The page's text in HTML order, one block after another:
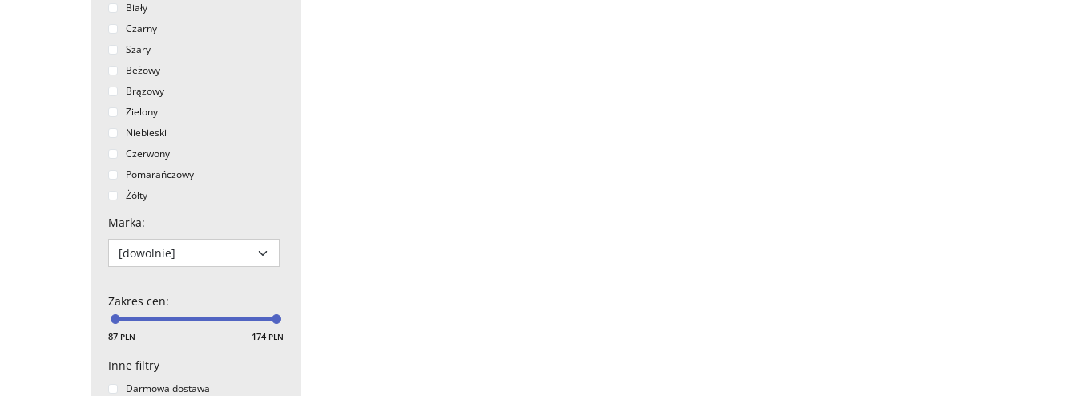
Biały
Czarny
Szary
Beżowy
Brązowy
Zielony
Niebieski
Czerwony
Pomarańczowy
Żółty
Fioletowy
Różowy
Srebny
Jasny
Ciemny
Marka:
Zakres cen:
87 PLN 174 PLN
Inne filtry
Darmowa dostawa